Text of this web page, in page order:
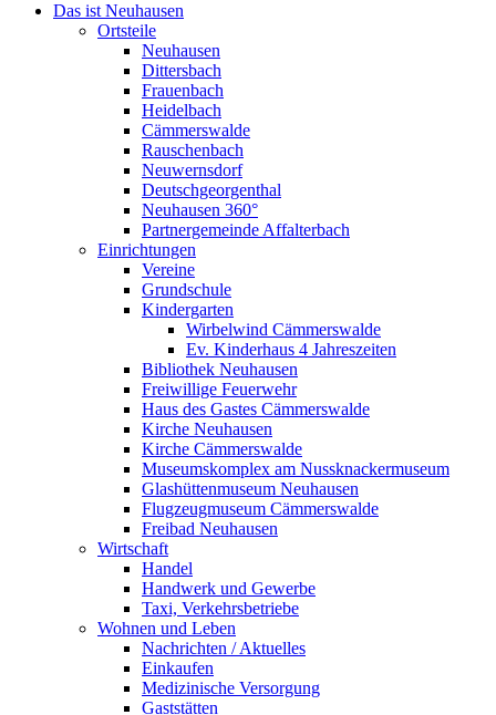
Das ist Neuhausen
Ortsteile
Neuhausen
Dittersbach
Frauenbach
Heidelbach
Cämmerswalde
Rauschenbach
Neuwernsdorf
Deutschgeorgenthal
Neuhausen 360°
Partnergemeinde Affalterbach
Einrichtungen
Vereine
Grundschule
Kindergarten
Wirbelwind Cämmerswalde
Ev. Kinderhaus 4 Jahreszeiten
Bibliothek Neuhausen
Freiwillige Feuerwehr
Haus des Gastes Cämmerswalde
Kirche Neuhausen
Kirche Cämmerswalde
Museumskomplex am Nussknackermuseum
Glashüttenmuseum Neuhausen
Flugzeugmuseum Cämmerswalde
Freibad Neuhausen
Wirtschaft
Handel
Handwerk und Gewerbe
Taxi, Verkehrsbetriebe
Wohnen und Leben
Nachrichten / Aktuelles
Einkaufen
Medizinische Versorgung
Gaststätten